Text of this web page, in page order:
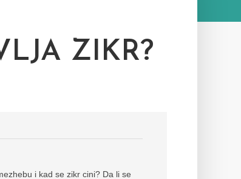
ZIKR?
i kad se zikr cini? Da li se